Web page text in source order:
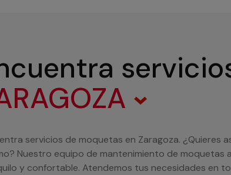
servicios de moquetas en Zaragoza.
Nuestro equipo de mantenimiento de moquetas
y confortable. Atendemos tus necesidades en